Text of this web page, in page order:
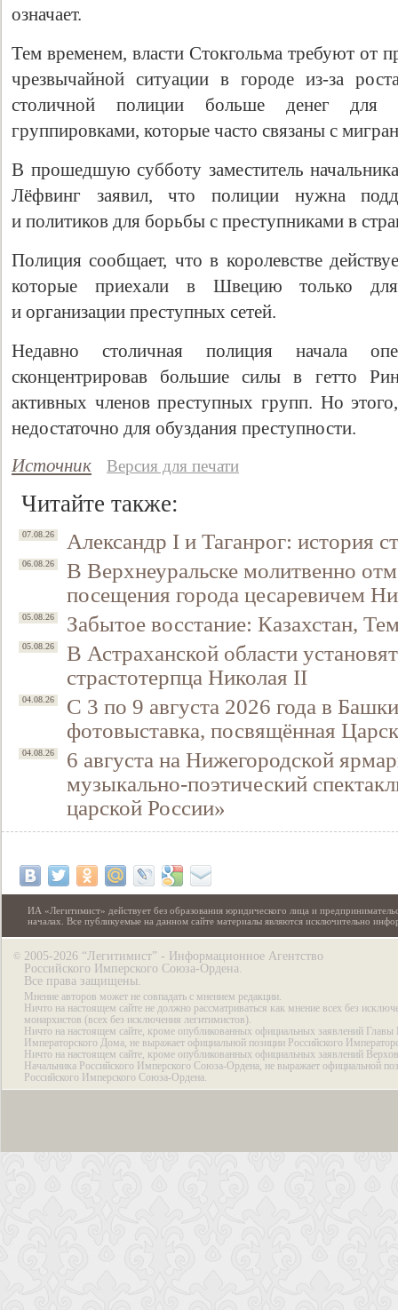
означает.
Тем временем, власти Стокгольма требуют от
чрезвычайной ситуации в городе из-за
столичной полиции больше денег для
группировками, которые часто связаны с
В прошедшую субботу заместитель
Лёфвинг заявил, что полиции нужна
и политиков для борьбы с преступниками в
Полиция сообщает, что в королевстве
которые приехали в Швецию только для
и организации преступных сетей.
Недавно столичная полиция начала
сконцентрировав большие силы в гетто
активных членов преступных групп. Но
недостаточно для обуздания преступности.
Источник
Версия для печати
Читайте также:
07.08.26 Александр I и Таганрог: история
06.08.26
В Верхнеуральске молитвенно
посещения города цесаревичем
05.08.26 Забытое восстание: Казахстан,
05.08.26
В Астраханской области
страстотерпца Николая II
04.08.26
С 3 по 9 августа 2026 года в
фотовыставка, посвящённая
04.08.26
6 августа на Нижегородской
музыкально-поэтический
царской России»
ИА «Легитимист» действует без образования юридического лица и
началах. Все публикуемые на данном сайте материалы являются исключительно
© 2005-2026 “Легитимист” - Информационное Агентство
Российского Имперского Союза-Ордена.
Все права защищены.
Мнение авторов может не совпадать с мнением редакции.
Ничто на настоящем сайте не должно рассматриваться как мнение всех без
монархистов (всех без исключения легитимистов).
Ничто на настоящем сайте, кроме опубликованных официальных заявлений Главы
Императорского Дома, не выражает официальной позиции Российского
Ничто на настоящем сайте, кроме опубликованных официальных заявлений
Начальника Российского Имперского Союза-Ордена, не выражает официальной
Российского Имперского Союза-Ордена.